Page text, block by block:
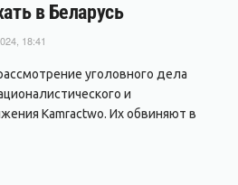
в Беларусь
18:41
уголовного дела
и
Kamractwo. Их обвиняют в